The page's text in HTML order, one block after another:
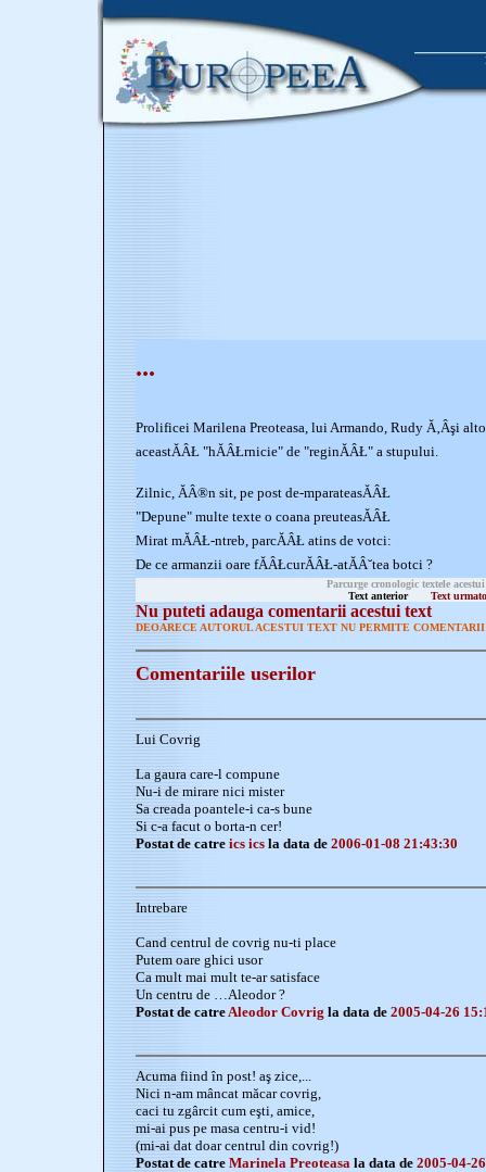
...
Prolificei Marilena Preoteasa, lui Armando, Rudy Ă‚Âşi
aceastĂÂŁ "hĂÂŁrnicie" de "reginĂÂŁ" a stupului.
Zilnic, ĂÂ®n sit, pe post de-mparateasĂÂŁ
"Depune" multe texte o coana preuteasĂÂŁ
Mirat mĂÂŁ-ntreb, parcĂÂŁ atins de votci:
De ce armanzii oare fĂÂŁcurĂÂŁ-atĂÂ˘tea botci ?
Parcurge cronologic textele
Text anterior Text
Nu puteti adauga comentarii acestui text
DEOARECE AUTORUL ACESTUI TEXT NU PERMITE
Comentariile userilor
Lui Covrig
La gaura care-l compune
Nu-i de mirare nici mister
Sa creada poantele-i ca-s bune
Si c-a facut o borta-n cer!
Postat de catre ics ics la data de 2006-01-08 21:43:30
Intrebare
Cand centrul de covrig nu-ti place
Putem oare ghici usor
Ca mult mai mult te-ar satisface
Un centru de …Aleodor ?
Postat de catreAleodor Covrig la data de 2005-04-26
Acuma fiind în post! aş zice,...
Nici n-am mâncat măcar covrig,
caci tu zgârcit cum eşti, amice,
mi-ai pus pe masa centru-i vid!
(mi-ai dat doar centrul din covrig!)
Postat de catre Marinela Preoteasa la data de 2005-04-